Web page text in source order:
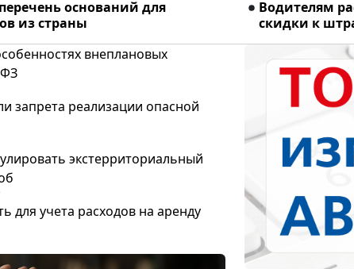
оснований для
из страны
Водителям
скидки к
внеплановых
запрета реализации опасной
экстерриториальный
для учета расходов на аренду